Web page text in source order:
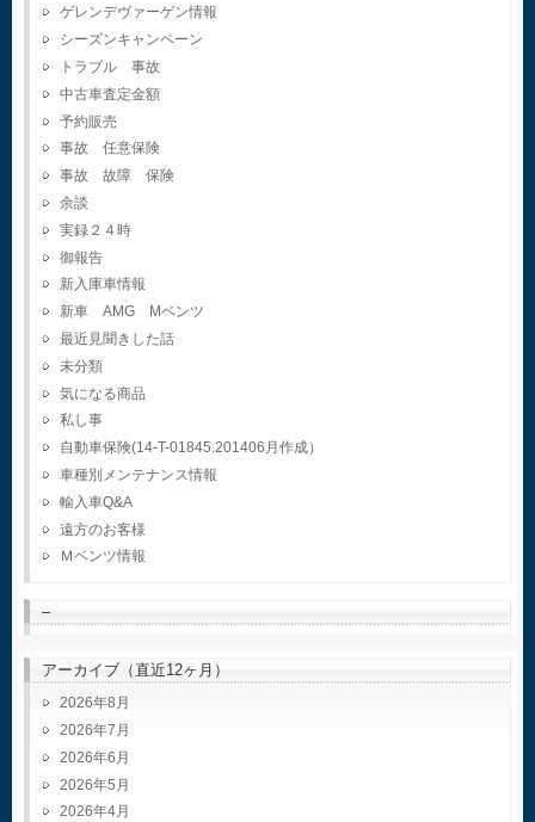
ゲレンデヴァーゲン情報
シーズンキャンペーン
トラブル 事故
中古車査定金額
予約販売
事故 任意保険
事故 故障 保険
余談
実録２４時
御報告
新入庫車情報
新車 AMG Mベンツ
最近見聞きした話
未分類
気になる商品
私し事
自動車保険(14-T-01845.201406月作成）
車種別メンテナンス情報
輸入車Q&A
遠方のお客様
Ｍベンツ情報
–
アーカイブ（直近12ヶ月）
2026年8月
2026年7月
2026年6月
2026年5月
2026年4月